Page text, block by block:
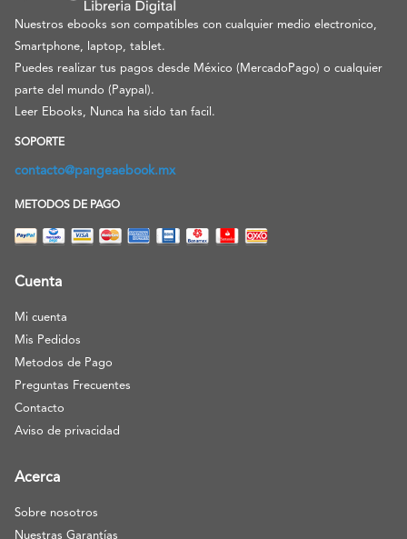
Nuestros ebooks son compatibles con cualquier medio electronico,
Smartphone, laptop, tablet.
Puedes realizar tus pagos desde México (MercadoPago) o cualquier
parte del mundo (Paypal).
Leer Ebooks, Nunca ha sido tan facil.
SOPORTE
contacto@pangeaebook.mx
METODOS DE PAGO
Cuenta
Mi cuenta
Mis Pedidos
Metodos de Pago
Preguntas Frecuentes
Contacto
Aviso de privacidad
Acerca
Sobre nosotros
Nuestras Garantías